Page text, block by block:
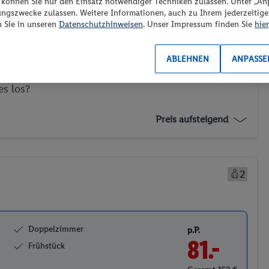
Günstigster Preis p.P. Preis p.P.
los?
Preis aufsteigend
2
Doppelzimmer
Frühstück
p.P.
81.-
zulassen. Weitere Informationen, auch zu Ihrem
in unseren Datenschutzhinweisen. Unser Impressum finden Sie hier
ABLEHNEN